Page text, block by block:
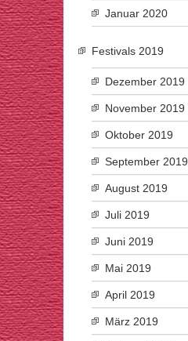
Januar 2020
Festivals 2019
Dezember 2019
November 2019
Oktober 2019
September 2019
August 2019
Juli 2019
Juni 2019
Mai 2019
April 2019
März 2019